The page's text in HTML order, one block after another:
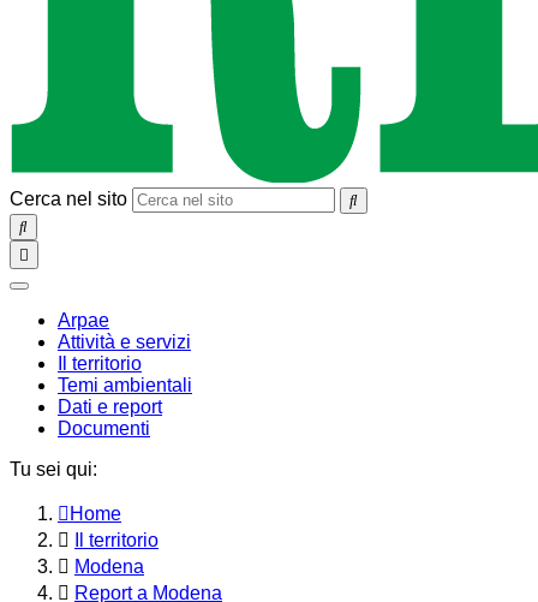
Cerca nel sito
SEARCH
Toggle
navigation
chiudi
Arpae
Attività e servizi
Il territorio
Temi ambientali
Dati e report
Documenti
Tu sei qui:
Home
Il territorio
Modena
Report a Modena